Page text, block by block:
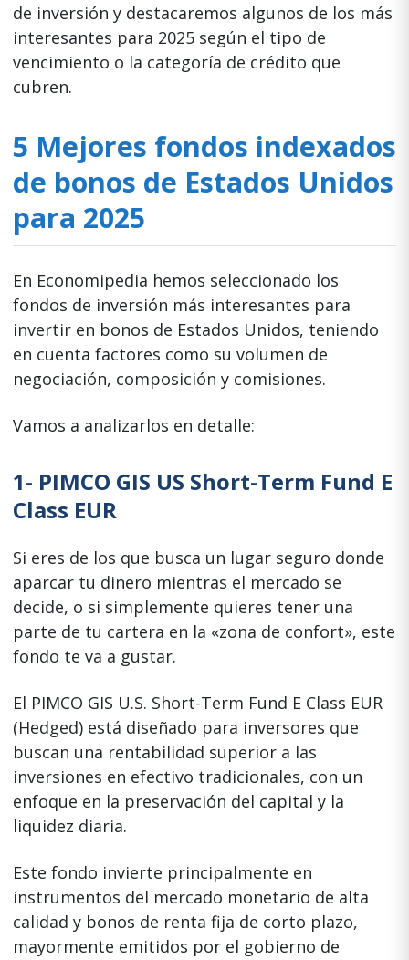
de inversión y destacaremos algunos de los más
interesantes para 2025 según el tipo de
vencimiento o la categoría de crédito que
cubren.
5 Mejores fondos indexados
de bonos de Estados Unidos
para 2025
En Economipedia hemos seleccionado los
fondos de inversión más interesantes para
invertir en bonos de Estados Unidos, teniendo
en cuenta factores como su volumen de
negociación, composición y comisiones.
Vamos a analizarlos en detalle:
1- PIMCO GIS US Short-Term Fund E
Class EUR
Si eres de los que busca un lugar seguro donde
aparcar tu dinero mientras el mercado se
decide, o si simplemente quieres tener una
parte de tu cartera en la «zona de confort», este
fondo te va a gustar.
El PIMCO GIS U.S. Short-Term Fund E Class EUR
(Hedged) está diseñado para inversores que
buscan una rentabilidad superior a las
inversiones en efectivo tradicionales, con un
enfoque en la preservación del capital y la
liquidez diaria.
Este fondo invierte principalmente en
instrumentos del mercado monetario de alta
calidad y bonos de renta fija de corto plazo,
mayormente emitidos por el gobierno de